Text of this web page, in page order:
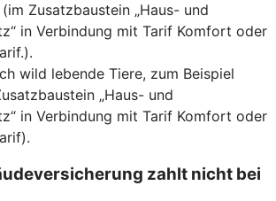
Zusatzbaustein „Haus- und
in Verbindung mit Tarif Komfort oder
wild lebende Tiere, zum Beispiel
„Haus- und
in Verbindung mit Tarif Komfort oder
zahlt nicht bei